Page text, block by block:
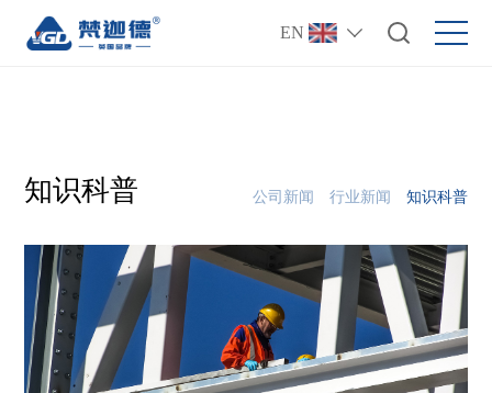
EN
知识科普 公司新闻 行业新闻 知识科普